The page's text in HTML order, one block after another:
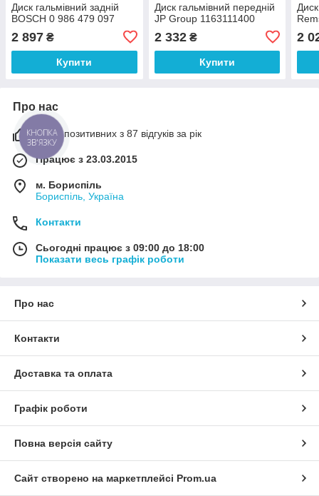
Диск гальмівний задній
BOSCH 0 986 479 097
2 897 ₴
Купити
Диск гальмівний передній
JP Group 1163111400
2 332₴
Купити
2
Про нас
100% позитивних з 87 відгуків за рік
Працює з 23.03.2015
м. Бориспіль
Бориспіль, Україна
Контакти
Сьогодні працює з 09:00 до 18:00
Показати весь графік роботи
Про нас
Контакти
Доставка та оплата
Графік роботи
Повна версія сайту
Сайт створено на маркетплейсі Prom.ua
КНОПКА
ЗВ'ЯЗКУ